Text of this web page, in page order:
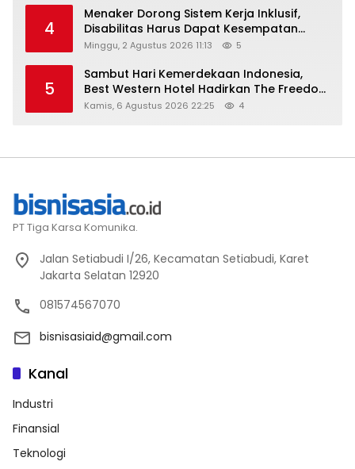
4
Menaker Dorong Sistem Kerja Inklusif,
Disabilitas Harus Dapat Kesempatan
Setara
Minggu, 2 Agustus 2026 11:13 5
5
Sambut Hari Kemerdekaan Indonesia,
Best Western Hotel Hadirkan The Freedom
Stay Diskon Hingga 45%
Kamis, 6 Agustus 2026 22:25 4
PT Tiga Karsa Komunika.
Jalan Setiabudi I/26, Kecamatan Setiabudi, Karet
Jakarta Selatan 12920
081574567070
bisnisasiaid@gmail.com
Kanal
Industri
Finansial
Teknologi